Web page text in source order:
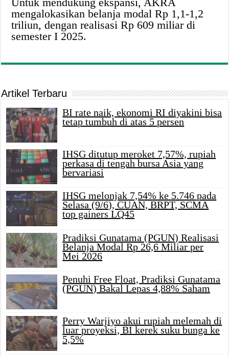
mengalokasikan belanja modal Rp 1,1-1,2
triliun, dengan realisasi Rp 609 miliar di
semester I 2025.
Artikel Terbaru
BI rate naik, ekonomi RI diyakini bisa
tetap tumbuh di atas 5 persen
IHSG ditutup meroket 7,57%, rupiah
perkasa di tengah bursa Asia yang
bervariasi
IHSG melonjak 7,54% ke 5.746 pada
Selasa (9/6), CUAN, BRPT, SCMA
top gainers LQ45
Pradiksi Gunatama (PGUN) Realisasi
Belanja Modal Rp 26,6 Miliar per
Mei 2026
Penuhi Free Float, Pradiksi Gunatama
(PGUN) Bakal Lepas 4,88% Saham
Perry Warjiyo akui rupiah melemah di
luar proyeksi, BI kerek suku bunga ke
5,5%